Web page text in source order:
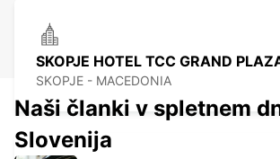
SKOPJE HOTEL TCC GRAND
SKOPJE - MACEDONIA
Naši članki v spletnem
Slovenija